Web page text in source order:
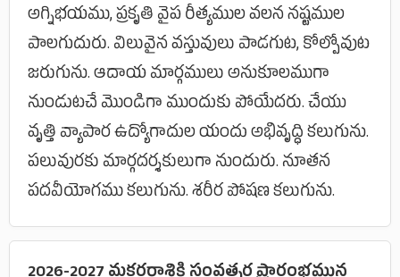
అగ్నిభయము, ప్రకృతి వైప రీత్యముల వలన నష్టముల
పాలగుదురు. విలువైన వస్తువులు పాడగుట, కోల్పోవుట
జరుగును. ఆదాయ మార్గములు అనుకూలముగా
నుండుటచే మొండిగా ముందుకు పోయేదరు. చేయు
వృత్తి వ్యాపార ఉద్యోగాదుల యందు అభివృద్ధి కలుగును.
పలువురకు మార్గదర్శకులుగా నుందురు. నూతన
పదవీయోగము కలుగును. శరీర పోషణ కలుగును.